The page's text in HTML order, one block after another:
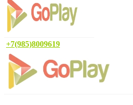
+7(985)8009619